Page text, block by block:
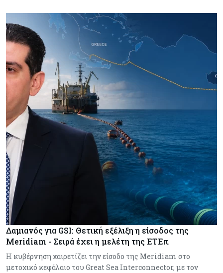
Δαμιανός για GSI: Θετική εξέλιξη η είσοδος της
Meridiam - Σειρά έχει η μελέτη της ΕΤΕπ
Η κυβέρνηση χαιρετίζει την είσοδο της Meridiam στο
μετοχικό κεφάλαιο του Great Sea Interconnector, με τον